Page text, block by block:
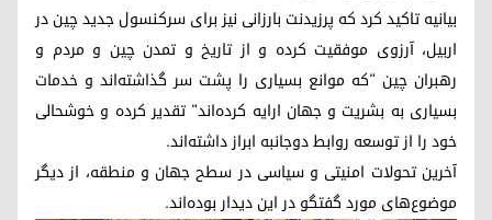
بیانیه تاکید کرد که پرزیدنت بارزانی نیز برای سرکنسول جدید چین در
اربیل، آرزوی موفقیت کرده و از تاریخ و تمدن چین و مردم و
رهبران چین "که موانع بسیاری را پشت سر گذاشته‌اند و خدمات
بسیاری به بشریت و جهان ارایه کرده‌اند" تقدیر کرده و خوشحالی
خود را از توسعه روابط دوجانبه ابراز داشته‌اند.
آخرین تحولات امنیتی و سیاسی در سطح جهان و منطقه، از دیگر
موضوع‌‌های مورد گفتگو در این دیدار بوده‌اند.